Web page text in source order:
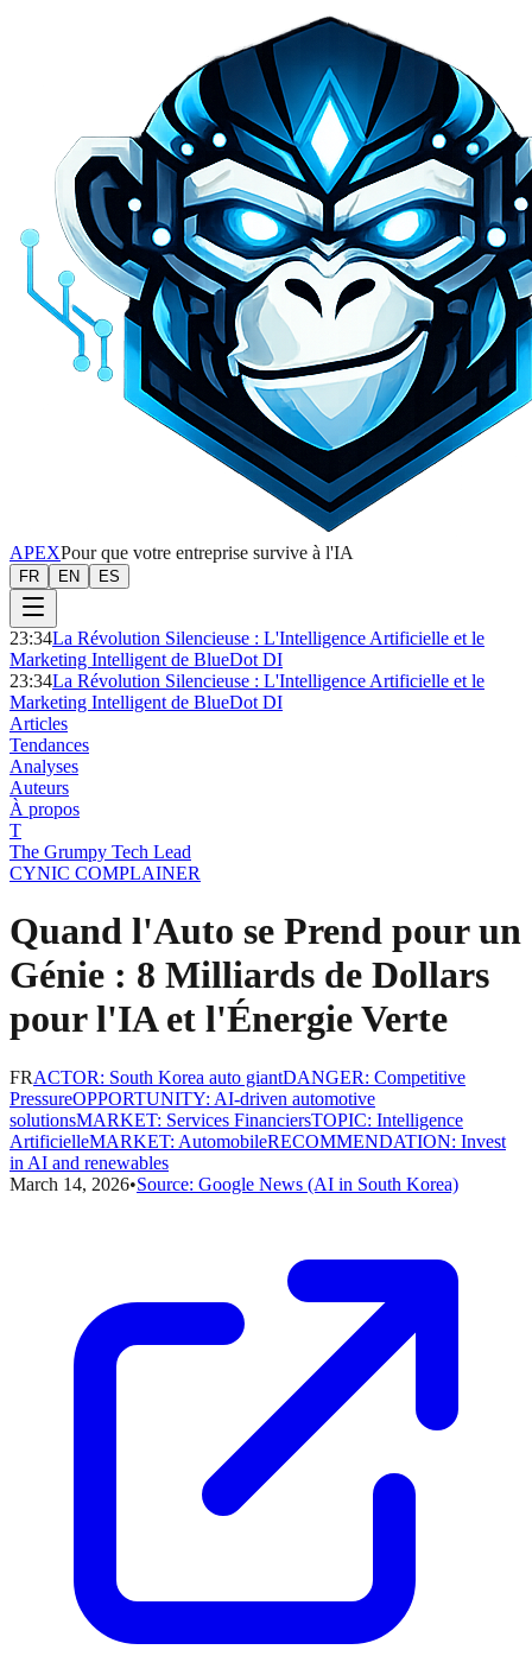
APEXPour que votre entreprise survive à l'IA
FR EN ES
23:34La Révolution Silencieuse : L'Intelligence Artificielle et le
Marketing Intelligent de BlueDot DI
23:34La Révolution Silencieuse : L'Intelligence Artificielle et le
Marketing Intelligent de BlueDot DI
Articles
Tendances
Analyses
Auteurs
À propos
T
The Grumpy Tech Lead
CYNIC COMPLAINER
Quand l'Auto se Prend pour un
Génie : 8 Milliards de Dollars
pour l'IA et l'Énergie Verte
FRACTOR: South Korea auto giantDANGER: Competitive
PressureOPPORTUNITY: AI-driven automotive
solutionsMARKET: Services FinanciersTOPIC: Intelligence
ArtificielleMARKET: AutomobileRECOMMENDATION: Invest
in AI and renewables
March 14, 2026•Source: Google News (AI in South Korea)